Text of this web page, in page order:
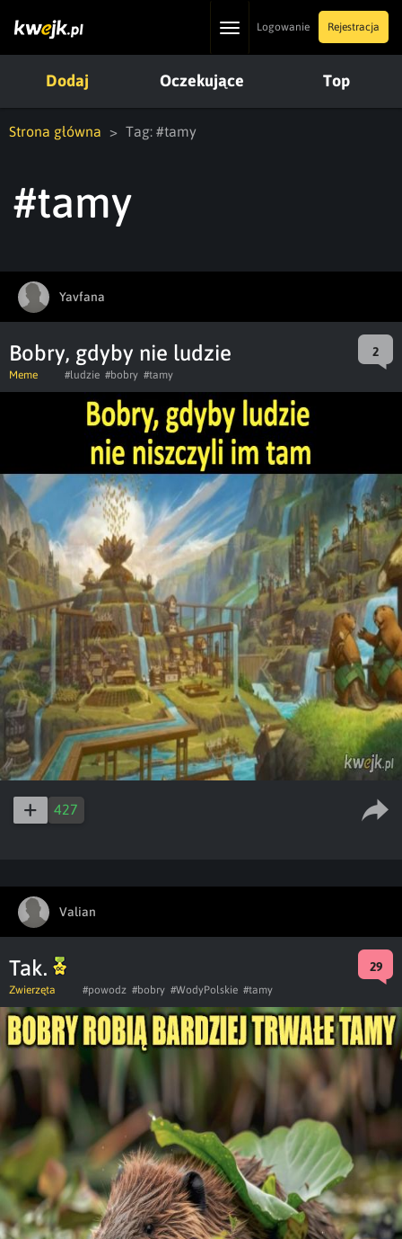
ToggleLogowanie Rejestracja
Dodaj Oczekujące Top
Strona główna Tag: #tamy
#tamy
Yavfana
Bobry, gdyby nie ludzie 2
Meme #ludzie #bobry #tamy
427
Valian
Tak. 29
Zwierzęta #powodz #bobry #WodyPolskie #tamy